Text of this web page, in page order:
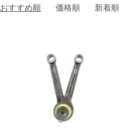
おすすめ順 価格順 新着順